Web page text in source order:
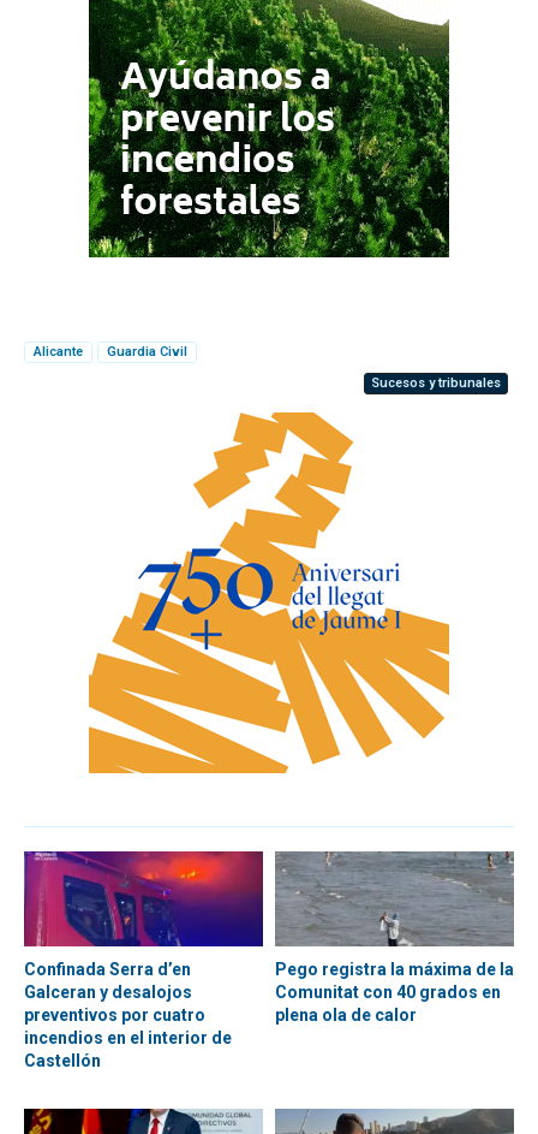
Alicante
Guardia Civil
Sucesos y tribunales
Confinada Serra d’en
Galceran y desalojos
preventivos por cuatro
incendios en el interior de
Castellón
Pego registra la máxima de la
Comunitat con 40 grados en
plena ola de calor